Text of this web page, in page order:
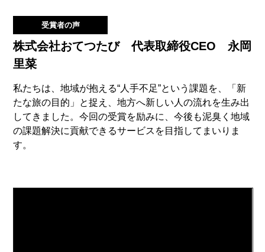
受賞者の声
株式会社おてつたび 代表取締役CEO 永岡
里菜
私たちは、地域が抱える“人手不足”という課題を、「新
たな旅の目的」と捉え、地方へ新しい人の流れを生み出
してきました。今回の受賞を励みに、今後も泥臭く地域
の課題解決に貢献できるサービスを目指してまいりま
す。